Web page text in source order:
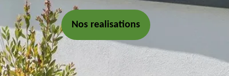
Nos realisations